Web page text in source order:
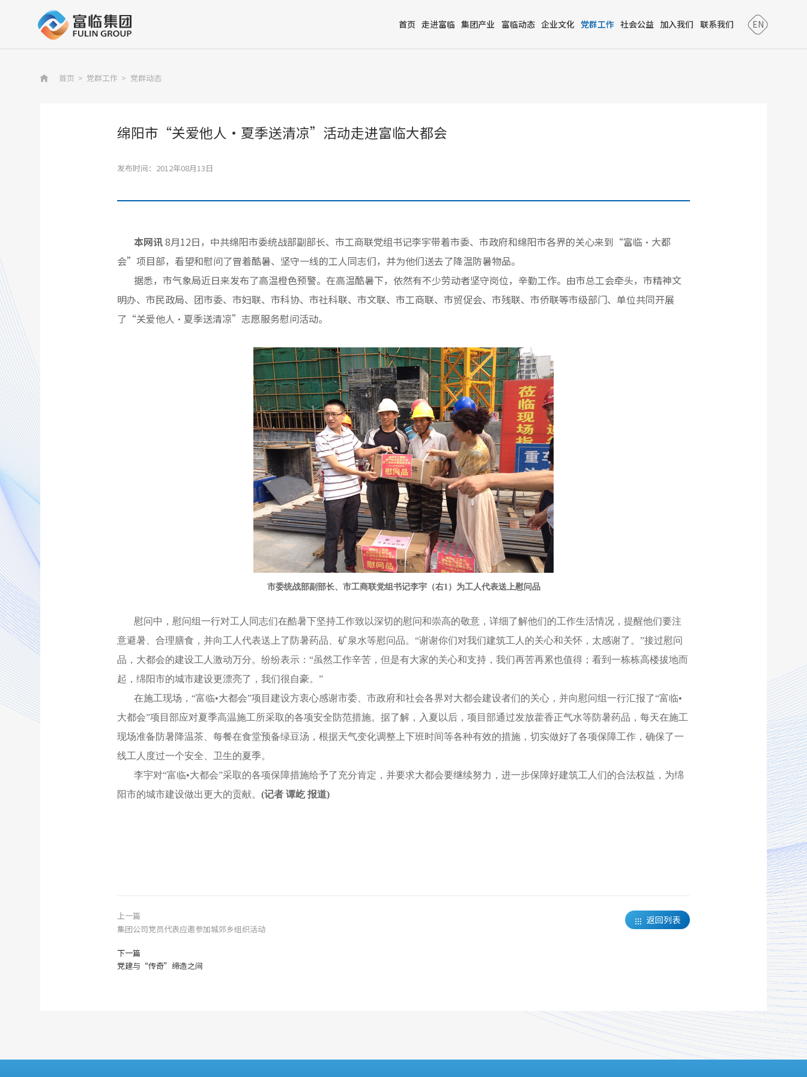
首页 走进富临 集团产业 富临动态 企业文化 党群工作 社会公益 加入我们 联系我们 EN
 首页 > 党群工作 > 党群动态
绵阳市“关爱他人•夏季送清凉”活动走进富临大都会
发布时间：2012年08月13日
本网讯8月12日，中共绵阳市委统战部副部长、市工商联党组书记李宇带着市委、市政府和绵阳市各界的关心来到“富临•大都
会”项目部，看望和慰问了冒着酷暑、坚守一线的工人同志们，并为他们送去了降温防暑物品。
据悉，市气象局近日来发布了高温橙色预警。在高温酷暑下，依然有不少劳动者坚守岗位，辛勤工作。由市总工会牵头，市精神文
明办、市民政局、团市委、市妇联、市科协、市社科联、市文联、市工商联、市贸促会、市残联、市侨联等市级部门、单位共同开展
了“关爱他人•夏季送清凉”志愿服务慰问活动。
市委统战部副部长、市工商联党组书记李宇（右1）为工人代表送上慰问品
慰问中，慰问组一行对工人同志们在酷暑下坚持工作致以深切的慰问和崇高的敬意，详细了解他们的工作生活情况，提醒他们要注
意避暑、合理膳食，并向工人代表送上了防暑药品、矿泉水等慰问品。“谢谢你们对我们建筑工人的关心和关怀，太感谢了。”接过慰问
品，大都会的建设工人激动万分。纷纷表示：“虽然工作辛苦，但是有大家的关心和支持，我们再苦再累也值得；看到一栋栋高楼拔地而
起，绵阳市的城市建设更漂亮了，我们很自豪。”
在施工现场，“富临•大都会”项目建设方衷心感谢市委、市政府和社会各界对大都会建设者们的关心，并向慰问组一行汇报了“富临•
大都会”项目部应对夏季高温施工所采取的各项安全防范措施。据了解，入夏以后，项目部通过发放藿香正气水等防暑药品，每天在施工
现场准备防暑降温茶、每餐在食堂预备绿豆汤，根据天气变化调整上下班时间等各种有效的措施，切实做好了各项保障工作，确保了一
线工人度过一个安全、卫生的夏季。
李宇对“富临•大都会”采取的各项保障措施给予了充分肯定，并要求大都会要继续努力，进一步保障好建筑工人们的合法权益，为绵
阳市的城市建设做出更大的贡献。 (记者 谭屹 报道)
上一篇
集团公司党员代表应邀参加城郊乡组织活动
下一篇
党建与“传奇”缔造之间
 返回列表